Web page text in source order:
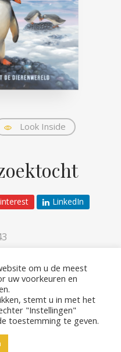
Look Inside
LinkedIn
Publishers
om u de meest
uw voorkeuren en
stemt u in met het
"Instellingen"
toestemming te geven.